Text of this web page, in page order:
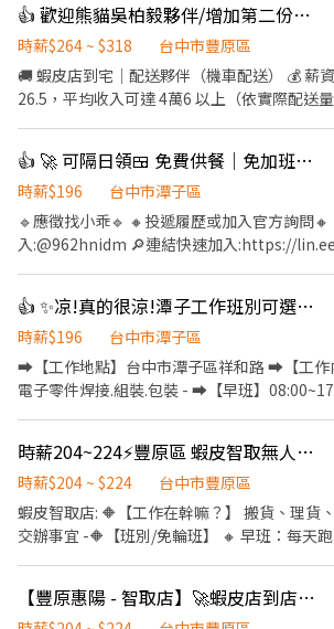
👍 歡迎熊貓吳柏毅夥伴/增加第二份收入【🦐店到家機車外送】-HM豐原安康
時薪$264 ~ $318
台中市豐原區
🚚 蝦皮店到宅｜配送夥伴（機車配送） 💰 薪
26.5，平均收入可達 4萬6 以上（依實際配送
✔️ 純配送性質，無需處理金流 🏍️ 工作時間 ✔️
完就下班 ✔️在門市刷完包裹 系統馬上幫你導航
配送完成即可提前收工 ✔️ 想多賺可延長接單時
單5步驟） Step 1｜準備設備 機車＋駕照＋
(家裡的舊手機也可以) Step 2｜資料確認 完成
說明＋試跑 現場教學＋實際帶跑，新手也OK
送範圍3公里內 → 完成配送任務💰 📦 工作內容
＋強制險 ✔️ Android手機(掃瞄包裹系統是安
【截圖應徵職缺+姓名+電話】 報名ID:
名:https://lin.ee/rczPFWq 會有專人與您聯絡
👍 🚀 可隔日領🍱 免費供餐｜免加班｜周休二日🌼手機外殼組包裝
時薪$196
台中市潭子區
🔹應徵找小乖🔹 🔸投遞履歷或加入官方詢問🔸
入:@962hnidm 🔎連結快速加入:https://
職獎金1500元 🔸績效獎金0-12,000元 【工作地點】:台中市大雅區
神林路一段 【工作內容】:流水線組裝作業員 【工作時間&薪資 】
⭕薪資:30000元 ⭕休假制度 : 周休二日 ✅日班A:07:50-16:20 ✅日班
B:08:00-17:00 ✅中夜:19:30-04:00 (中班津貼
👍 ✨凉!真的很涼!潭子工作班別可選➡️電子零件大廠✅徵作業員-吉
時薪$196
台中市潭子區
➡️【工作地點】台中市潭子區祥和路 ➡️【工作
電子零件焊接.組裝.包裝 - ➡️【早班】
夜班津貼30塊/H ➡️薪資36K起.配合加班平均
習(13:00~21:30) ❤️培育獎金第一個月:2000元
第三個月:5000元 - ➡️【大夜班】
間:02:50~03:30 ➡️【薪資】31000元+大夜班
起.配合加班平均約45K ✨需在新夜班實習
金❤️ 滿1個月可領1000元/次;滿3個月可領
3000元/次 - ✅【工作環境】冷氣房 ✅【休假制
時薪204~224⚡豐原區 蝦皮智取無人店PT🎈無經驗OK/固定班別
時薪$204 ~ $224
台中市豐原區
蝦皮智取店: 🔶【工作在幹嘛？】 搬貨、理貨
交辦事宜 -🔶【班別/免輪班】 🔸 早班：每天
要能配合排班~~~ - 🔶【智取店所需條件】 •
【豐原惠陽 - 智取店】🚀蝦皮店到店 PT🍤｜有薪教育訓練 × 免輪班